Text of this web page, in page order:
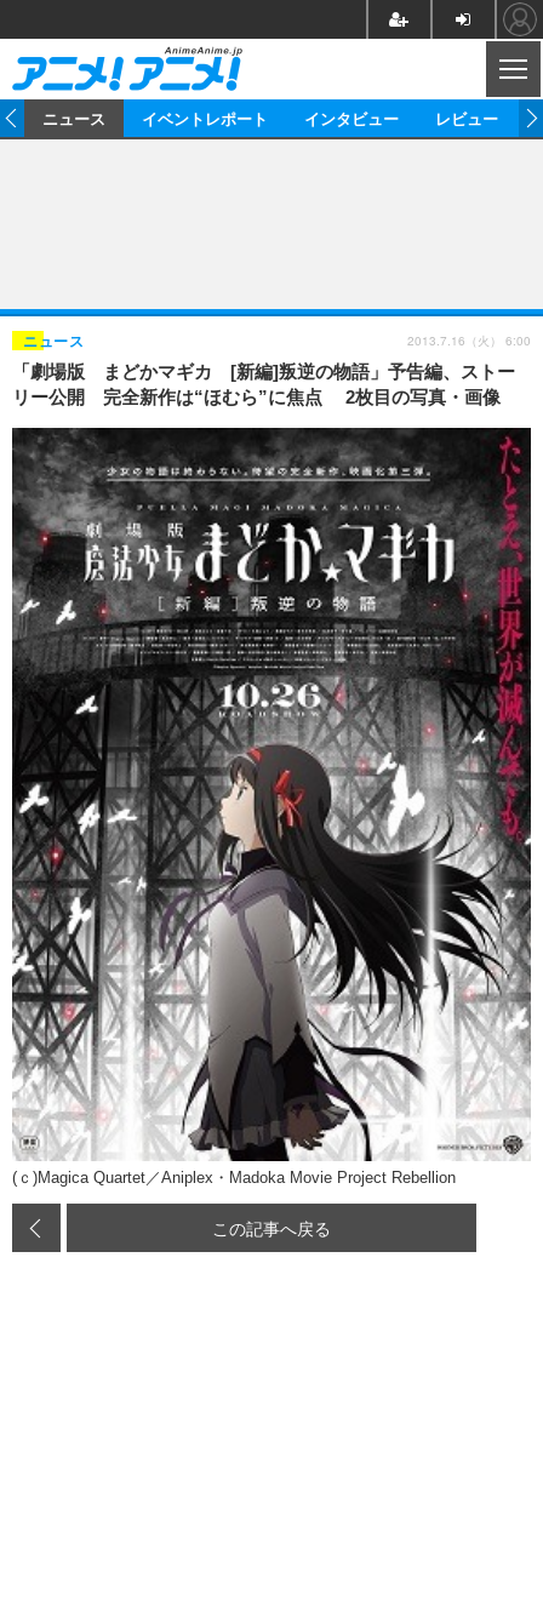
ゲーム グッズ
海外イベント ビジネス
俳優・タレント アーティスト
ビジネス
アニメ 実写
書評 イベント
ゲーム 座談会
動画
アニメ 映画/ドラマ
アニメ！アニメ！TV ABEMA Cafe
連載・コラム
ニュース イベントレポート インタビュー レビュー
「劇場版 まどかマギカ [新編]叛逆の物語」予告編、ストー
リー公開 完全新作は“ほむら”に焦点 2枚目の写真・画像
ニュース 2013.7.16（火） 6:00
(ｃ)Magica Quartet／Aniplex・Madoka Movie Project Rebellion
この記事へ戻る